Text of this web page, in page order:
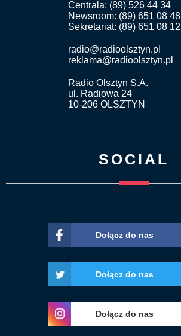
Centrala: (89) 526 44 34
Newsroom: (89) 651 08 48
Sekretariat: (89) 651 08 12
radio@radioolsztyn.pl
reklama@radioolsztyn.pl
Radio Olsztyn S.A.
ul. Radiowa 24
10-206 OLSZTYN
SOCIAL
Dołącz do nas
Dołącz do nas
Dołącz do nas